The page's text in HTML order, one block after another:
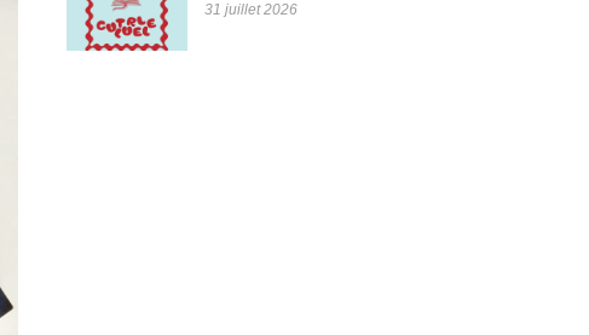
31 juillet 2026